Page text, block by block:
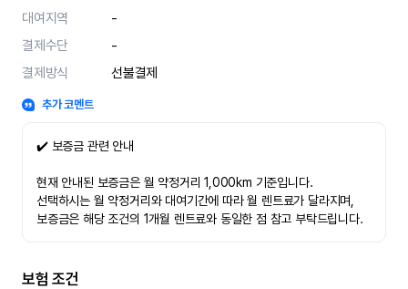
대여지역
-
결제수단
-
결제방식
선불결제
추가 코멘트
✔️ 보증금 관련 안내
현재 안내된 보증금은 월 약정거리 1,000km 기준입니다.
선택하시는 월 약정거리와 대여기간에 따라 월 렌트료가 달라지며,
보증금은 해당 조건의 1개월 렌트료와 동일한 점 참고 부탁드립니다.
보험 조건